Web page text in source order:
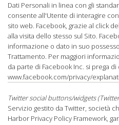
Dati Personali in linea con gli
consente all'Utente di interagire
sito web. Facebook, grazie al click
alla visita dello stesso sul Sito.
informazione o dato in suo
Trattamento. Per maggiori
da parte di Facebook Inc. si prega
www.facebook.com/privacy/
Twitter social buttons/widgets
Servizio gestito da Twitter, società
Harbor Privacy Policy Framework,